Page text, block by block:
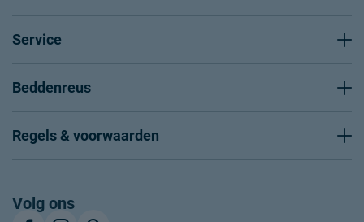
Service
Beddenreus
Regels & voorwaarden
Volg ons